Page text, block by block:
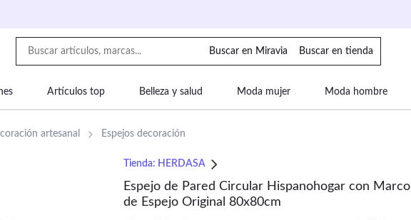
Buscar en Miravia Buscar en tienda
Artículos top Belleza y salud Moda mujer Moda hombre
Deportes Equipaje Mascotas
artesanal Espejos decoración
Tienda: HERDASA
Espejo de Pared Circular Hispanohogar con Marco
de Espejo Original 80x80cm